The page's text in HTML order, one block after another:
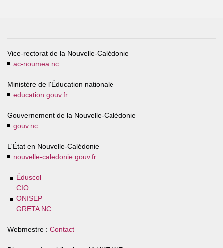
Vice-rectorat de la Nouvelle-Calédonie
ac-noumea.nc
Ministère de l'Éducation nationale
education.gouv.fr
Gouvernement de la Nouvelle-Calédonie
gouv.nc
L'État en Nouvelle-Calédonie
nouvelle-caledonie.gouv.fr
Éduscol
CIO
ONISEP
GRETA NC
Webmestre : Contact